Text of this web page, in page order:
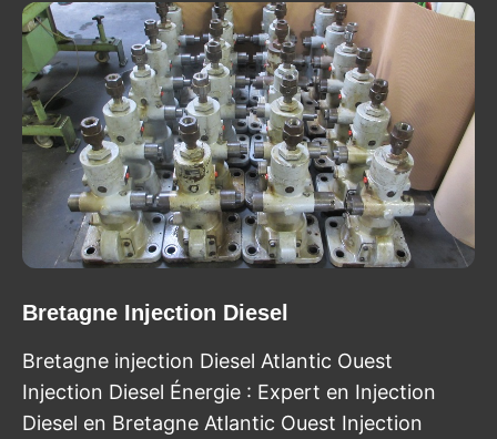
Bretagne Injection Diesel
Bretagne injection Diesel Atlantic Ouest
Injection Diesel Énergie : Expert en Injection
Diesel en Bretagne Atlantic Ouest Injection